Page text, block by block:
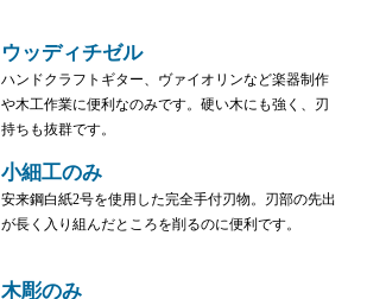
ウッディチゼル
ハンドクラフトギター、ヴァイオリンなど楽器制作
や木工作業に便利なのみです。硬い木にも強く、刃
持ちも抜群です。
小細工のみ
安来鋼白紙2号を使用した完全手付刃物。刃部の先出
が長く入り組んだところを削るのに便利です。
木彫のみ